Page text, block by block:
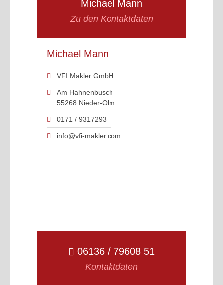
Michael Mann
Zu den Kontaktdaten
Michael Mann
VFI Makler GmbH
Am Hahnenbusch
55268 Nieder-Olm
0171 / 9317293
info@vfi-makler.com
06136 / 79608 51
Kontaktdaten